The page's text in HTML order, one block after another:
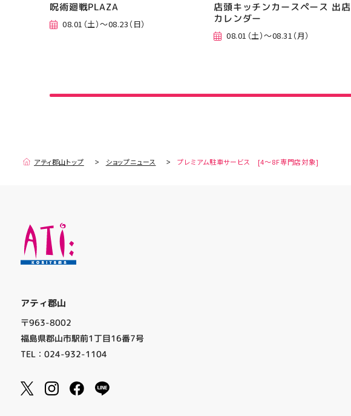
呪術廻戦PLAZA
08.01（土）～08.23（日）
店頭キッチンカースペース 出店
カレンダー
08.01（土）～08.31（月）
アティ郡山トップ ショップニュース プレミアム駐車サービス [4～8F専門店対象]
アティ郡山
〒963-8002
福島県郡山市駅前1丁目16番7号
TEL：024-932-1104